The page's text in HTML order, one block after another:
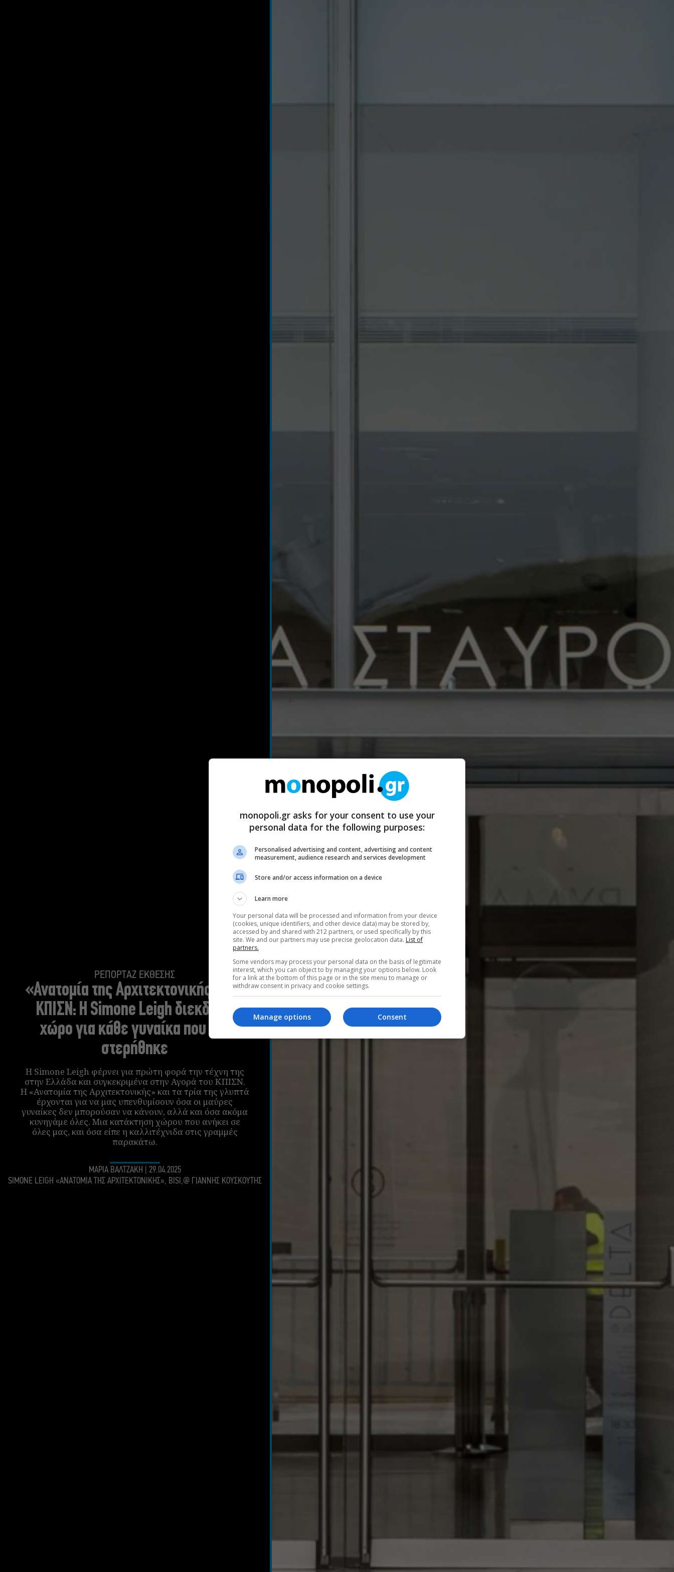
ΡΕΠΟΡΤΑΖ ΕΚΘΕΣΗΣ
«Ανατομία της Αρχιτεκτονικής» στο
ΚΠΙΣΝ: Η Simone Leigh διεκδικεί
χώρο για κάθε γυναίκα που τον
στερήθηκε
Η Simone Leigh φέρνει για πρώτη φορά την τέχνη της
στην Ελλάδα και συγκεκριμένα στην Αγορά του ΚΠΙΣΝ.
Η «Ανατομία της Αρχιτεκτονικής» και τα τρία της γλυπτά
έρχονται για να μας υπενθυμίσουν όσα οι μαύρες
γυναίκες δεν μπορούσαν να κάνουν, αλλά και όσα ακόμα
κυνηγάμε όλες. Μια κατάκτηση χώρου που ανήκει σε
όλες μας, και όσα είπε η καλλιτέχνιδα στις γραμμές
παρακάτω.
ΜΑΡΙΑ ΒΑΛΤΖΑΚΗ
29.04.2025
SIMONE LEIGH «ΑΝΑΤΟΜΙΑ ΤΗΣ ΑΡΧΙΤΕΚΤΟΝΙΚΗΣ», BISI,@ ΓΙΑΝΝΗΣ ΚΟΥΣΚΟΥΤΗΣ
monopoli.gr asks for your consent to use your
personal data for the following purposes:
Personalised advertising and content, advertising and content
measurement, audience research and services development
Store and/or access information on a device
Learn more
Your personal data will be processed and information from your device
(cookies, unique identifiers, and other device data) may be stored by,
accessed by and shared with 212 partners, or used specifically by this
site. We and our partners may use precise geolocation data. List of
partners.
Some vendors may process your personal data on the basis of legitimate
interest, which you can object to by managing your options below. Look
for a link at the bottom of this page or in the site menu to manage or
withdraw consent in privacy and cookie settings.
Consent
Manage options